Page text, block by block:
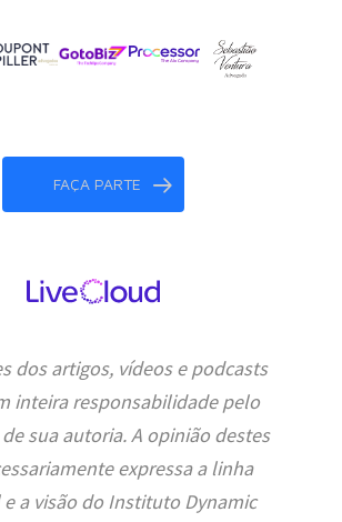
FAÇA PARTE
dos artigos, vídeos e podcasts
inteira responsabilidade pelo
sua autoria. A opinião destes
expressa a linha
a visão do Instituto Dynamic